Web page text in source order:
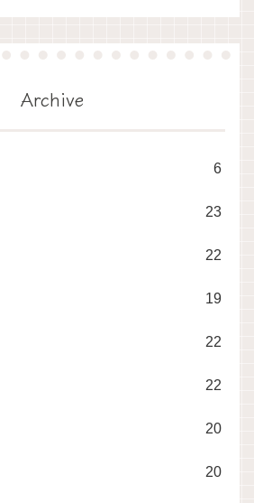
Archive
6
23
22
19
22
22
20
20